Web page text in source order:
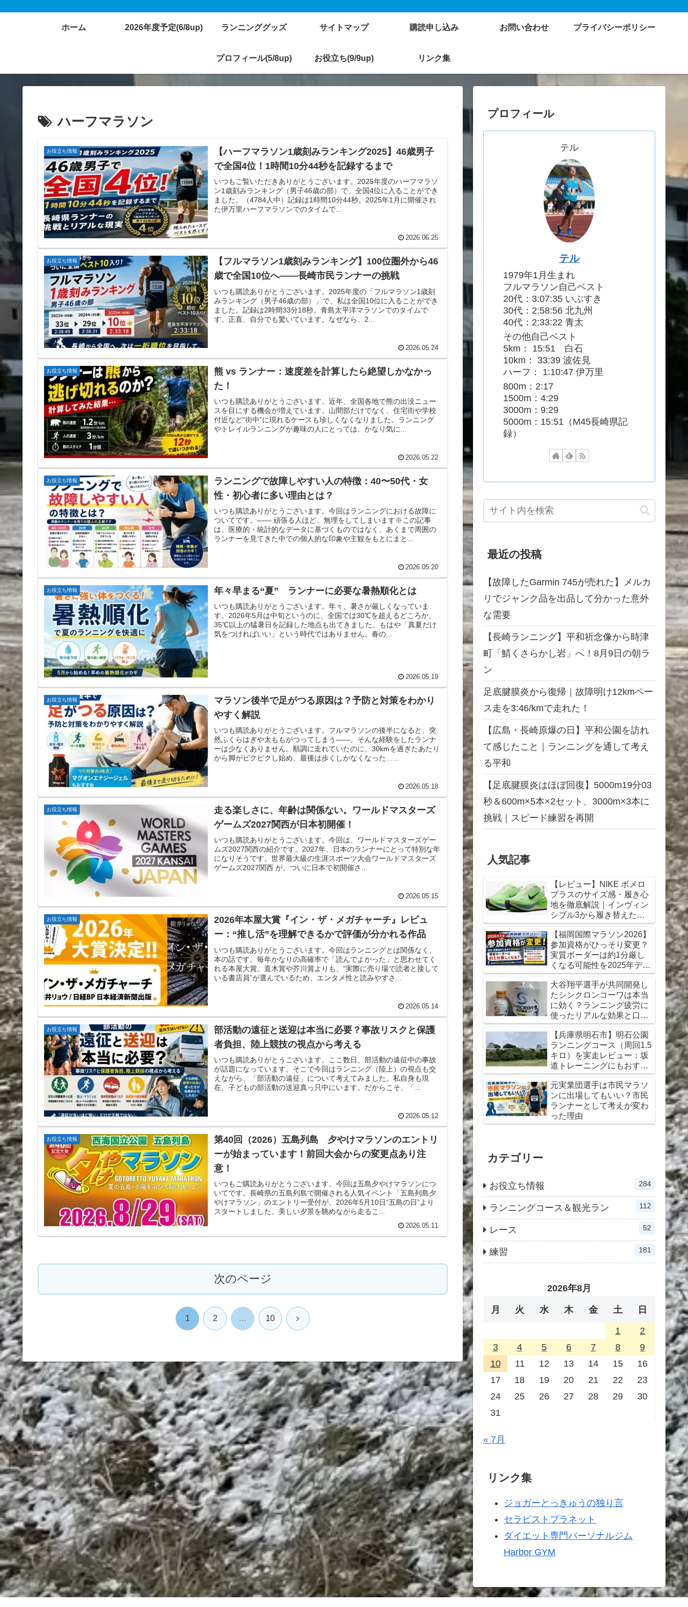
ホーム 2026年度予定(6/8up) ランニンググッズ サイトマップ 購読申し込み お問い合わせ プライバシーポリシー
プロフィール(5/8up) お役立ち(9/9up) リンク集
ハーフマラソン
お役立ち情報
【ハーフマラソン1歳刻みランキング2025】46歳男子
で全国4位！1時間10分44秒を記録するまで
いつもご覧いただきありがとうございます。2025年度のハーフマラソ
ン1歳刻みランキング（男子46歳の部）で、全国4位に入ることができ
ました。（4784人中）記録は1時間10分44秒。2025年1月に開催され
た伊万里ハーフマラソンでのタイムで...
2026.06.25
お役立ち情報
【フルマラソン1歳刻みランキング】100位圏外から46
歳で全国10位へ――長崎市民ランナーの挑戦
いつも購読ありがとうございます。2025年度の「フルマラソン1歳刻
みランキング（男子46歳の部）」で、私は全国10位に入ることができ
ました。記録は2時間33分18秒。青島太平洋マラソンでのタイムで
す。正直、自分でも驚いています。なぜなら、2...
2026.05.24
お役立ち情報
熊 vs ランナー：速度差を計算したら絶望しかなかっ
た！
いつも購読ありがとうございます。近年、全国各地で熊の出没ニュー
スを目にする機会が増えています。山間部だけでなく、住宅街や学校
付近など“街中”に現れるケースも珍しくなくなりました。ランニング
やトレイルランニングが趣味の人にとっては、かなり気に...
2026.05.22
お役立ち情報
ランニングで故障しやすい人の特徴：40〜50代・女
性・初心者に多い理由とは？
いつも購読ありがとうございます。今回はランニングにおける故障に
ついてです。―― 頑張る人ほど、無理をしてしまいます※この記事
は、医療的・統計的なデータに基づくものではなく、あくまで周囲の
ランナーを見てきた中での個人的な印象や主観をもとにまと...
2026.05.20
お役立ち情報 年々早まる“夏” ランナーに必要な暑熱順化とは
いつも購読ありがとうございます。年々、暑さが厳しくなっていま
す。2026年5月は中旬というのに、全国では30℃を超えるどころか、
35℃以上の猛暑日を記録した地点も出てきました。もはや「真夏だけ
気をつければいい」という時代ではありません。春の...
2026.05.19
お役立ち情報
マラソン後半で足がつる原因は？予防と対策をわかり
やすく解説
いつも購読ありがとうございます。フルマラソンの後半になると、突
然ふくらはぎや太ももがつってしまう――。そんな経験をしたランナ
ーは少なくありません。順調に走れていたのに、30kmを過ぎたあたり
から脚がピクピクし始め、最後は歩くしかなくなった…...
2026.05.18
お役立ち情報
走る楽しさに、年齢は関係ない。ワールドマスターズ
ゲームズ2027関西が日本初開催！
いつも購読ありがとうございます。今回は、ワールドマスターズゲー
ムズ2027関西の紹介です。2027年、日本のランナーにとって特別な年
になりそうです。世界最大級の生涯スポーツ大会ワールドマスターズ
ゲームズ2027関西 が、ついに日本で初開催さ...
2026.05.15
お役立ち情報
2026年本屋大賞『イン・ザ・メガチャーチ』レビュ
ー：“推し活”を理解できるかで評価が分かれる作品
いつも購読ありがとうございます。今回はランニングとは関係なく、
本の話です。毎年かなりの高確率で「読んでよかった」と思わせてく
れる本屋大賞。直木賞や芥川賞よりも、“実際に売り場で読者と接して
いる書店員”が選んでいるため、エンタメ性と読みやすさ...
2026.05.14
お役立ち情報
部活動の遠征と送迎は本当に必要？事故リスクと保護
者負担、陸上競技の視点から考える
いつも購読ありがとうございます。ここ数日、部活動の遠征中の事故
が話題になっています。そこで今回はランニング（陸上）の視点も交
えながら、「部活動の遠征」について考えてみました。私自身も現
在、子どもの部活動の送迎真っ只中にいます。だからこそ、「...
2026.05.12
お役立ち情報
第40回（2026）五島列島 夕やけマラソンのエントリ
ーが始まっています！前回大会からの変更点あり注
意！
いつもご購読ありがとうございます。今回は五島夕やけマラソンにつ
いてです。長崎県の五島列島で開催される人気イベント「五島列島夕
やけマラソン」のエントリー受付が、2026年5月10日“五島の日”より
スタートしました。美しい夕景を眺めながら走るこ...
2026.05.11
次のページ
1 2 … 10 次
プロフィール
テル
テル
1979年1月生まれ
フルマラソン自己ベスト
20代：3:07:35 いぶすき
30代：2:58:56 北九州
40代：2:33:22 青太
その他自己ベスト
5km： 15:51 白石
10km： 33:39 波佐見
ハーフ： 1:10:47 伊万里
800m：2:17
1500m：4:29
3000m：9:29
5000m：15:51（M45長崎県記
録）
最近の投稿
【故障したGarmin 745が売れた】メルカ
リでジャンク品を出品して分かった意外
な需要
【長崎ランニング】平和祈念像から時津
町「鯖くさらかし岩」へ！8月9日の朝ラ
ン
足底腱膜炎から復帰｜故障明け12kmペー
ス走を3:46/kmで走れた！
【広島・長崎原爆の日】平和公園を訪れ
て感じたこと｜ランニングを通して考え
る平和
【足底腱膜炎はほぼ回復】5000m19分03
秒＆600m×5本×2セット、3000m×3本に
挑戦｜スピード練習を再開
人気記事
【レビュー】NIKE ボメロ
プラスのサイズ感・履き心
地を徹底解説｜インヴィン
シブル3から履き替えた感
想【初心者にもおすすめ】
【福岡国際マラソン2026】
参加資格がひっそり変更？
実質ボーダーは約1分厳し
くなる可能性を2025年デー
タから考察
大谷翔平選手が共同開発し
たシンクロンコーワは本当
に効く？ランニング疲労に
使ったリアルな効果と口コ
ミレビュー
【兵庫県明石市】明石公園
ランニングコース（周回1.5
キロ）を実走レビュー：坂
道トレーニングにもおすす
め
元実業団選手は市民マラソ
ンに出場してもいい？市民
ランナーとして考えが変わ
った理由
カテゴリー
お役立ち情報 284
ランニングコース＆観光ラン 112
レース 52
練習 181
2026年8月
月 火 水 木 金 土 日
1
2
3
4 5 6 7 8
9
10
11 12 13 14 15
16
17
18 19 20 21 22
23
24
25 26 27 28 29
30
31
« 7月
リンク集
ジョガーとっきゅうの独り言
セラピストプラネット
ダイエット専門パーソナルジム
Harbor GYM